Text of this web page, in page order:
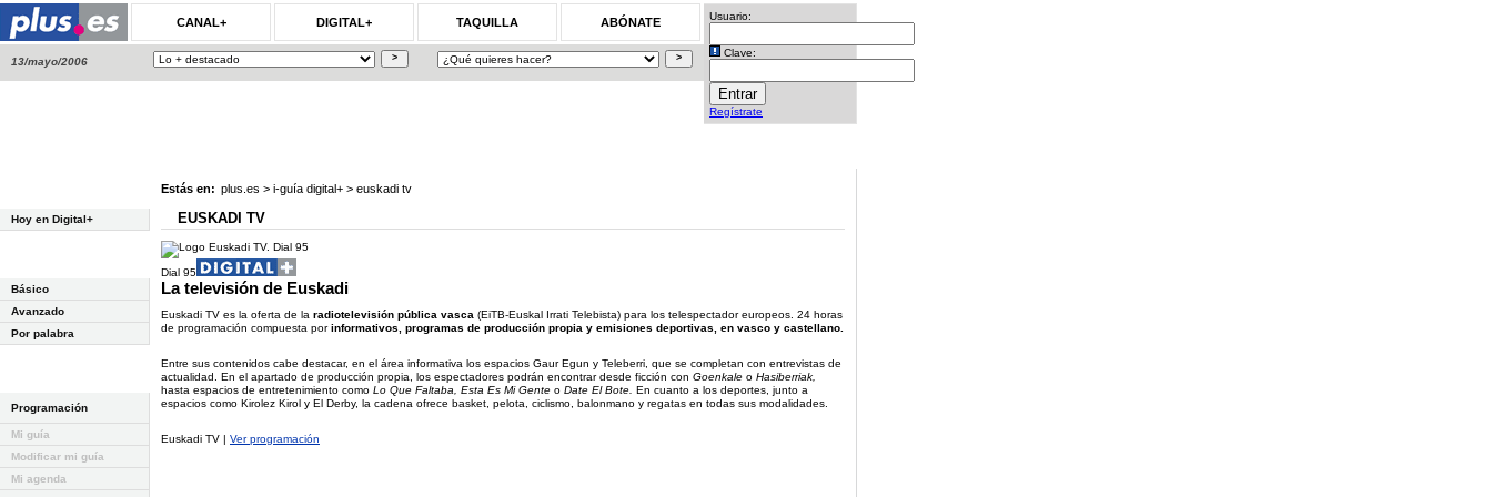
CANAL+ DIGITAL+ TAQUILLA ABÓNATE
13/mayo/2006
Usuario:
Clave:
Regístrate
Hoy en Digital+
Básico
Avanzado
Por palabra
Programación
Mi guía
Modificar mi guía
Mi agenda
Estás en: plus.es > i-guía digital+ > euskadi tv
EUSKADI TV
Dial 95
La televisión de Euskadi
Euskadi TV es la oferta de la radiotelevisión pública vasca (EiTB-Euskal Irrati Telebista) para los telespectador europeos. 24 horas
de programación compuesta porinformativos, programas de producción propia y emisiones deportivas, en vasco y castellano.
Entre sus contenidos cabe destacar, en el área informativa los espacios Gaur Egun y Teleberri, que se completan con entrevistas de
actualidad. En el apartado de producción propia, los espectadores podrán encontrar desde ficción con Goenkale o Hasiberriak,
hasta espacios de entretenimiento como Lo Que Faltaba, Esta Es Mi Gente o Date El Bote. En cuanto a los deportes, junto a
espacios como Kirolez Kirol y El Derby, la cadena ofrece basket, pelota, ciclismo, balonmano y regatas en todas sus modalidades.
Euskadi TV | Ver programación